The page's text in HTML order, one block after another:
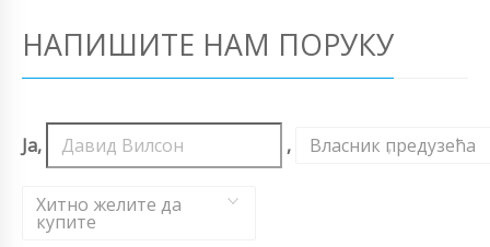
НАПИШИТЕ НАМ ПОРУКУ
Ја, , Власник предузећа
,
Хитно желите да
купите